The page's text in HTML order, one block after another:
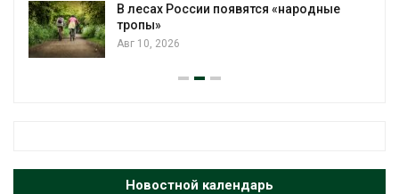
В лесах России появятся «народные
тропы»
Авг 10, 2026
Новостной календарь